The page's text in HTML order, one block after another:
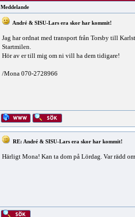
Meddelande
André & SISU-Lars era skor har kommit!
Jag har ordnat med transport från Torsby till
Startmilen.
Hör av er till mig om ni vill ha dem tidigare!
/Mona 070-2728966
RE: André & SISU-Lars era skor har kommit!
Härligt Mona! Kan ta dom på Lördag. Var rädd